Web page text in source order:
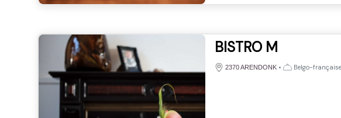
BISTRO M
2370 ARENDONK • Belgo-